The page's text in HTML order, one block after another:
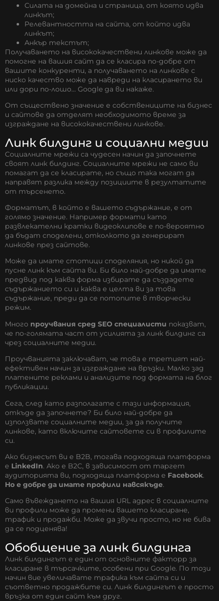
Силата на домейна и страница, от която идва
линкът;
Релевантността на сайта, от който идва
линкът;
Анкър текстът;
Получаването на висококачествени линкове може да
помогне на вашия сайт да се класира по-добре от
вашите конкуренти, а получаването на линкове с
ниско качество може да навреди на класирането ви
или дори по-лошо… Google да ви накаже.
От съществено значение е собствениците на бизнес
и сайтове да отделят необходимото време за
изграждане на висококачествени линкове.
Линк билдинг и социални медии
Социалните мрежи са чудесен начин да започнете
своят линк билдинг. Социалните мрежи не само ви
помагат да се класирате, но също така могат да
направят разлика между позициите в резултатите
от търсенето.
Форматът, в който е вашето съдържание, е от
голямо значение. Например формати като
развлекателни кратки видеоклипове е по-вероятно
да бъдат споделени, отколкото да генерират
линкове през сайтове.
Може да имате стотици споделяния, но никой да
пусне линк към сайта ви. Би било най-добре да имате
предвид под каква форма избирате да създадете
съдържанието си и каква е целта ви за това
съдържание, преди да се потопите в творчески
режим.
Много проучвания сред SEO специалисти показват,
че по-голямата част от усилията за линк билдинг са
чрез социалните медии.
Проучванията заключават, че това е третият най-
ефективен начин за изграждане на връзки. Малко зад
платените реклами и анализите под формата на блог
публикации.
Сега, след като разполагате с тази информация,
откъде да започнете? Би било най-добре да
използвате социалните медии, за да получите
линкове, като включите сайтовете си в профилите
си.
Ако бизнесът ви е B2B, тогава подходяща платформа
е LinkedIn. Ако е B2C, в зависимост от таргет
аудиторията ви, подходяща платформа е Facebook.
Но е добре да имате профили навсякъде.
Само въвеждането на вашия URL адрес в социалните
ви профили може да промени вашето класиране,
трафик и продажби. Може да звучи просто, но не бива
да се подценява!
Обобщение за линк билдинга
Линк билдингът е един от основните факторр за
класиране в търсачките, особени при Google. По този
начин вие увеличавате трафика към сайта си и
съответно продажбите си. Линк билдингът е просто
връзка от един сайт към друг.